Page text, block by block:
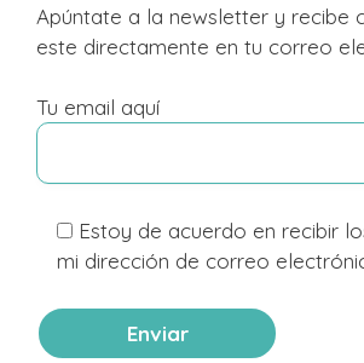
Apúntate a la newsletter y recibe
este directamente en tu correo
Tu email aquí
Estoy de acuerdo en recibir
mi dirección de correo